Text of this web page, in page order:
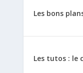
Les bons
Les tutos : le